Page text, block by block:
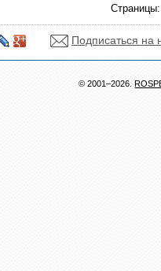
Подписаться на
© 2001–2026.